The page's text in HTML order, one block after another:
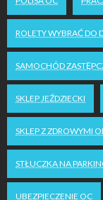
ROLETY WYBRAĆ DO
SAMOCHÓD
SKLEP JEŹDZIECKI
SKLEP Z ZDROWYMI
STŁUCZKA NA
UBEZPIECZENIE OC